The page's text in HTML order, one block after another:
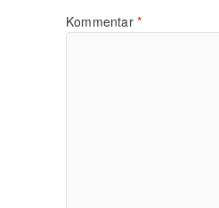
Kommentar *